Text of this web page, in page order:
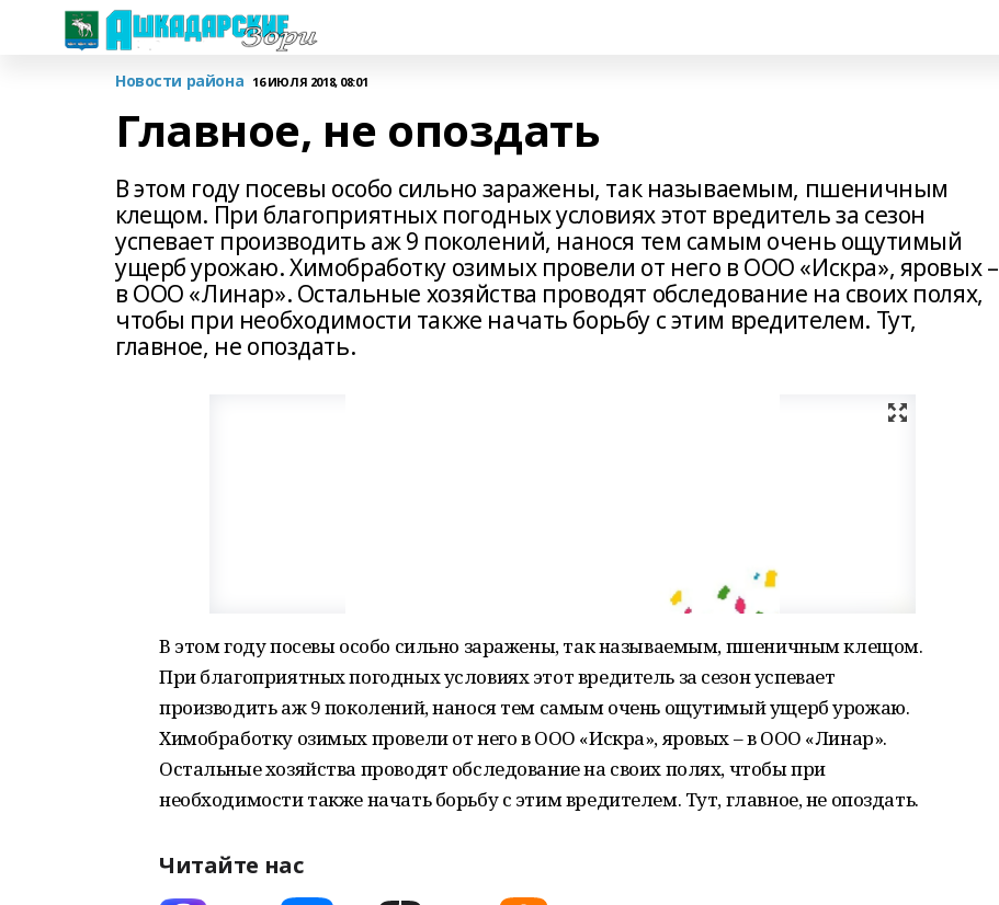
Новости района 16 ИЮЛЯ 2018, 08:01
Главное, не опоздать
В этом году посевы особо сильно заражены, так называемым, пшеничным
клещом. При благоприятных погодных условиях этот вредитель за сезон
успевает производить аж 9 поколений, нанося тем самым очень ощутимый
ущерб урожаю. Химобработку озимых провели от него в ООО «Искра», яровых –
в ООО «Линар». Остальные хозяйства проводят обследование на своих полях,
чтобы при необходимости также начать борьбу с этим вредителем. Тут,
главное, не опоздать.
В этом году посевы особо сильно заражены, так называемым, пшеничным клещом.
При благоприятных погодных условиях этот вредитель за сезон успевает
производить аж 9 поколений, нанося тем самым очень ощутимый ущерб урожаю.
Химобработку озимых провели от него в ООО «Искра», яровых – в ООО «Линар».
Остальные хозяйства проводят обследование на своих полях, чтобы при
необходимости также начать борьбу с этим вредителем. Тут, главное, не опоздать.
Читайте нас